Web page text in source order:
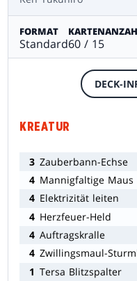
FORMAT
Standard60 / 15
DECK-
KREATUR
3 Zauberbann-Echse
4 Mannigfaltige Maus
4 Elektrizität leiten
4 Herzfeuer-Held
4 Auftragskralle
4 Zwillingsmaul-
1 Tersa Blitzspalter